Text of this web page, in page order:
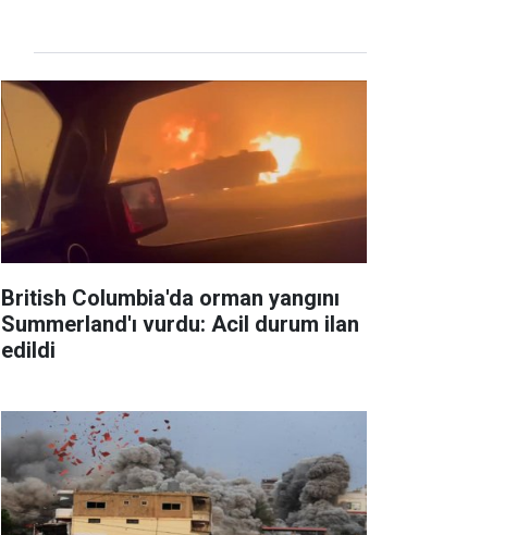
British Columbia'da orman yangını
Summerland'ı vurdu: Acil durum ilan
edildi